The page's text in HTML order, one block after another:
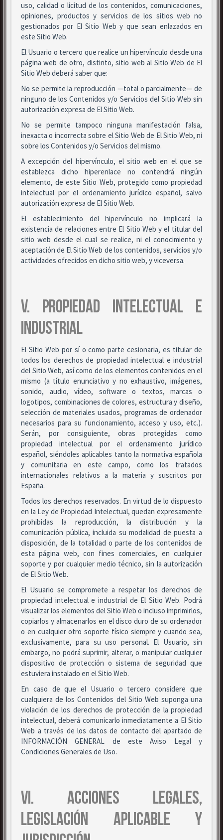
uso, calidad o licitud de los contenidos, comunicaciones,
opiniones, productos y servicios de los sitios web no
gestionados por El Sitio Web y que sean enlazados en
este Sitio Web.
El Usuario o tercero que realice un hipervínculo desde una
página web de otro, distinto, sitio web al Sitio Web de El
Sitio Web deberá saber que:
No se permite la reproducción —total o parcialmente— de
ninguno de los Contenidos y/o Servicios del Sitio Web sin
autorización expresa de El Sitio Web.
No se permite tampoco ninguna manifestación falsa,
inexacta o incorrecta sobre el Sitio Web de El Sitio Web, ni
sobre los Contenidos y/o Servicios del mismo.
A excepción del hipervínculo, el sitio web en el que se
establezca dicho hiperenlace no contendrá ningún
elemento, de este Sitio Web, protegido como propiedad
intelectual por el ordenamiento jurídico español, salvo
autorización expresa de El Sitio Web.
El establecimiento del hipervínculo no implicará la
existencia de relaciones entre El Sitio Web y el titular del
sitio web desde el cual se realice, ni el conocimiento y
aceptación de El Sitio Web de los contenidos, servicios y/o
actividades ofrecidos en dicho sitio web, y viceversa.
V. PROPIEDAD INTELECTUAL E
INDUSTRIAL
El Sitio Web por sí o como parte cesionaria, es titular de
todos los derechos de propiedad intelectual e industrial
del Sitio Web, así como de los elementos contenidos en el
mismo (a título enunciativo y no exhaustivo, imágenes,
sonido, audio, vídeo, software o textos, marcas o
logotipos, combinaciones de colores, estructura y diseño,
selección de materiales usados, programas de ordenador
necesarios para su funcionamiento, acceso y uso, etc.).
Serán, por consiguiente, obras protegidas como
propiedad intelectual por el ordenamiento jurídico
español, siéndoles aplicables tanto la normativa española
y comunitaria en este campo, como los tratados
internacionales relativos a la materia y suscritos por
España.
Todos los derechos reservados. En virtud de lo dispuesto
en la Ley de Propiedad Intelectual, quedan expresamente
prohibidas la reproducción, la distribución y la
comunicación pública, incluida su modalidad de puesta a
disposición, de la totalidad o parte de los contenidos de
esta página web, con fines comerciales, en cualquier
soporte y por cualquier medio técnico, sin la autorización
de El Sitio Web.
El Usuario se compromete a respetar los derechos de
propiedad intelectual e industrial de El Sitio Web. Podrá
visualizar los elementos del Sitio Web o incluso imprimirlos,
copiarlos y almacenarlos en el disco duro de su ordenador
o en cualquier otro soporte físico siempre y cuando sea,
exclusivamente, para su uso personal. El Usuario, sin
embargo, no podrá suprimir, alterar, o manipular cualquier
dispositivo de protección o sistema de seguridad que
estuviera instalado en el Sitio Web.
En caso de que el Usuario o tercero considere que
cualquiera de los Contenidos del Sitio Web suponga una
violación de los derechos de protección de la propiedad
intelectual, deberá comunicarlo inmediatamente a El Sitio
Web a través de los datos de contacto del apartado de
INFORMACIÓN GENERAL de este Aviso Legal y
Condiciones Generales de Uso.
VI. ACCIONES LEGALES,
LEGISLACIÓN APLICABLE Y